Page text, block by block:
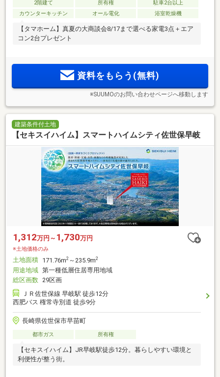
2階建て 所有権
駐車2台以上
カウンターキッチン
オール電化 浴室乾燥機
【タマホーム】真夏の大商談会8/17まで選べる家電3点＋エア
コン2台プレゼント
資料をもらう(無料)
※SUUMOのお問い合わせページへ移動します
建築条件付土地
【セキスイハイム】スマートハイムシティ佐世保早岐
1,312万円～ 1,730万円
※土地価格のみ
土地面積 171.76m2 ～235.9m2
用途地域 第一種低層住居専用地域
総区画数 29区画
ＪＲ佐世保線 早岐駅 徒歩12分
西肥バス 権常寺別道 徒歩9分
長崎県佐世保市早苗町
都市ガス 所有権
【セキスイハイム】JR早岐駅徒歩12分。暮らしやすい環境と
利便性が整う街。